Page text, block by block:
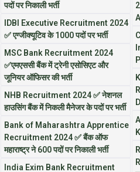
पदों पर निकाली भर्ती
IDBI Executive Recruitment 2024
✅ एग्जीक्यूटिव के 1000 पदों पर भर्ती
MSC Bank Recruitment 2024
✅एमएससी बैंक में ट्रेनी एसोसिएट और
जूनियर ऑफिसर की भर्ती
NHB Recruitment 2024 ✅ नेशनल
हाउसिंग बैंक में निकली मैनेजर के पदों पर भर्ती
Bank of Maharashtra Apprentice
Recruitment 2024 ✅ बैंक ऑफ
महाराष्ट्र ने 600 पदों पर निकाली भर्ती
India Exim Bank Recruitment